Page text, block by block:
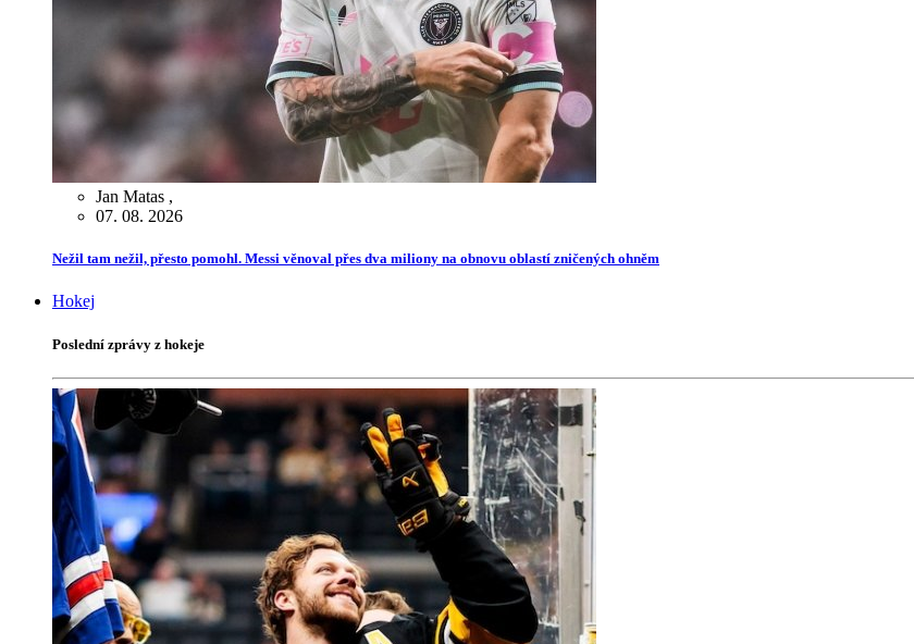
Jan Matas ,
07. 08. 2026
Nežil tam nežil, přesto pomohl. Messi věnoval přes dva miliony na obnovu oblastí zničených ohněm
Hokej
Poslední zprávy z hokeje